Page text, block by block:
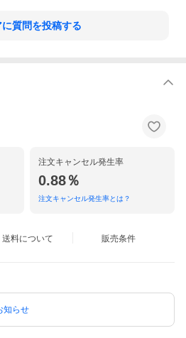
で、甘みを熟成し炊き上げます。
外面コートのはがれ等は保証期間内
機能(3回通知)
が押されず、予約確定されていない
らせしてくれます。アラームが鳴る
。
行28.9×高さ20.4cm(ふた開け時高さ4
エコ炊飯
(グレー)
ピタカップ(計量カップ)
年
に質問を投稿する
注文キャンセル発生率
0.88％
注文キャンセル発生率とは？
送料について 販売条件
知らせ